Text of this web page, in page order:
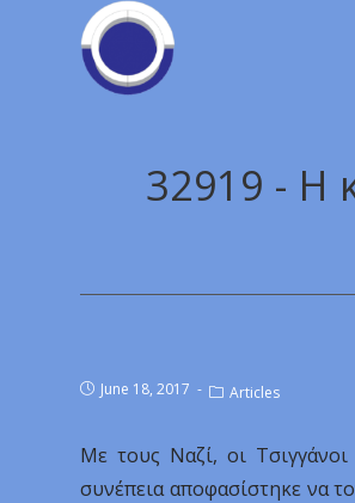
32919 - Η
June 18, 2017 Articles
Με τους Ναζί, οι
συνέπεια αποφασίστηκε να